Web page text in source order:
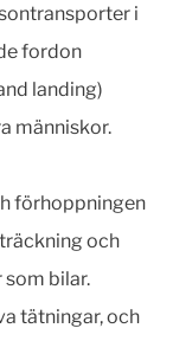
i
fordon
landing)
människor.
förhoppningen
och
bilar.
tätningar, och